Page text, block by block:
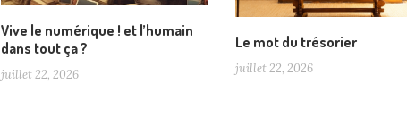
Vive le numérique ! et l’humain
dans tout ça ?
juillet 22, 2026
Le mot du trésorier
juillet 22, 2026
LE MOT DU TRÉSORIER